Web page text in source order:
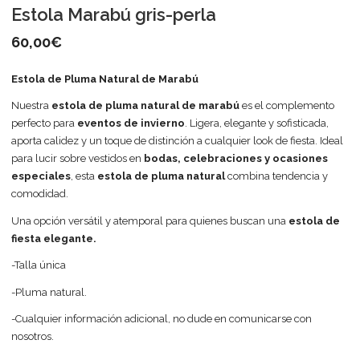
Estola Marabú gris-perla
60,00€
Estola de Pluma Natural de Marabú
Nuestra estola de pluma natural de marabú es el complemento
perfecto para eventos de invierno. Ligera, elegante y sofisticada,
aporta calidez y un toque de distinción a cualquier look de fiesta. Ideal
para lucir sobre vestidos en bodas, celebraciones y ocasiones
especiales, esta estola de pluma naturalcombina tendencia y
comodidad.
Una opción versátil y atemporal para quienes buscan una estola de
fiesta elegante.
-Talla única
-Pluma natural.
-Cualquier información adicional, no dude en comunicarse con
nosotros.